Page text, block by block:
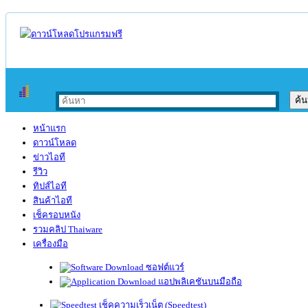
หน้าแรก
ดาวน์โหลด
ข่าวไอที
รีวิว
ทิปส์ไอที
สินค้าไอที
เช็ครอบหนัง
รวมคลิป Thaiware
เครื่องมือ
ซอฟต์แวร์
แอปพลิเคชันบนมือถือ
เช็คความเร็วเน็ต (Speedtest)